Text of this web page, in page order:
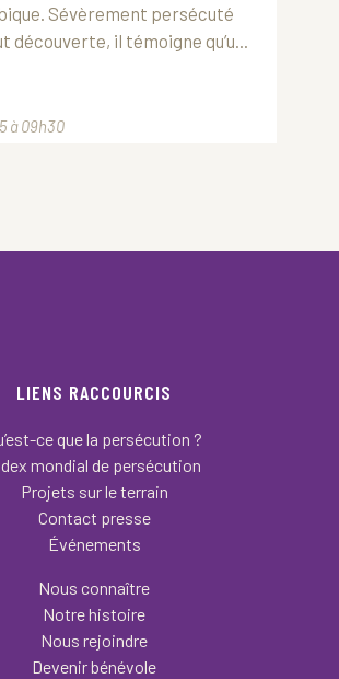
Sévèrement persécuté
découverte, il témoigne qu’u...
à 09h30
LIENS RACCOURCIS
ce que la persécution ?
mondial de persécution
Projets sur le terrain
Contact presse
Événements
Nous connaître
Notre histoire
Nous rejoindre
Devenir bénévole